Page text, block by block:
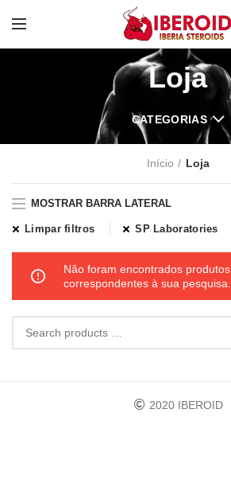
Loja
CATEGORIAS
Início Loja
MOSTRAR BARRA LATERAL
Limpar filtros SP Laboratories
Não foram encontrados produtos
correspondentes à sua pesquisa.
2020 IBEROID